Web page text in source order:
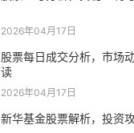
2026年04月17日
股票每日成交分析，市场
读
2026年04月17日
新华基金股票解析，投资